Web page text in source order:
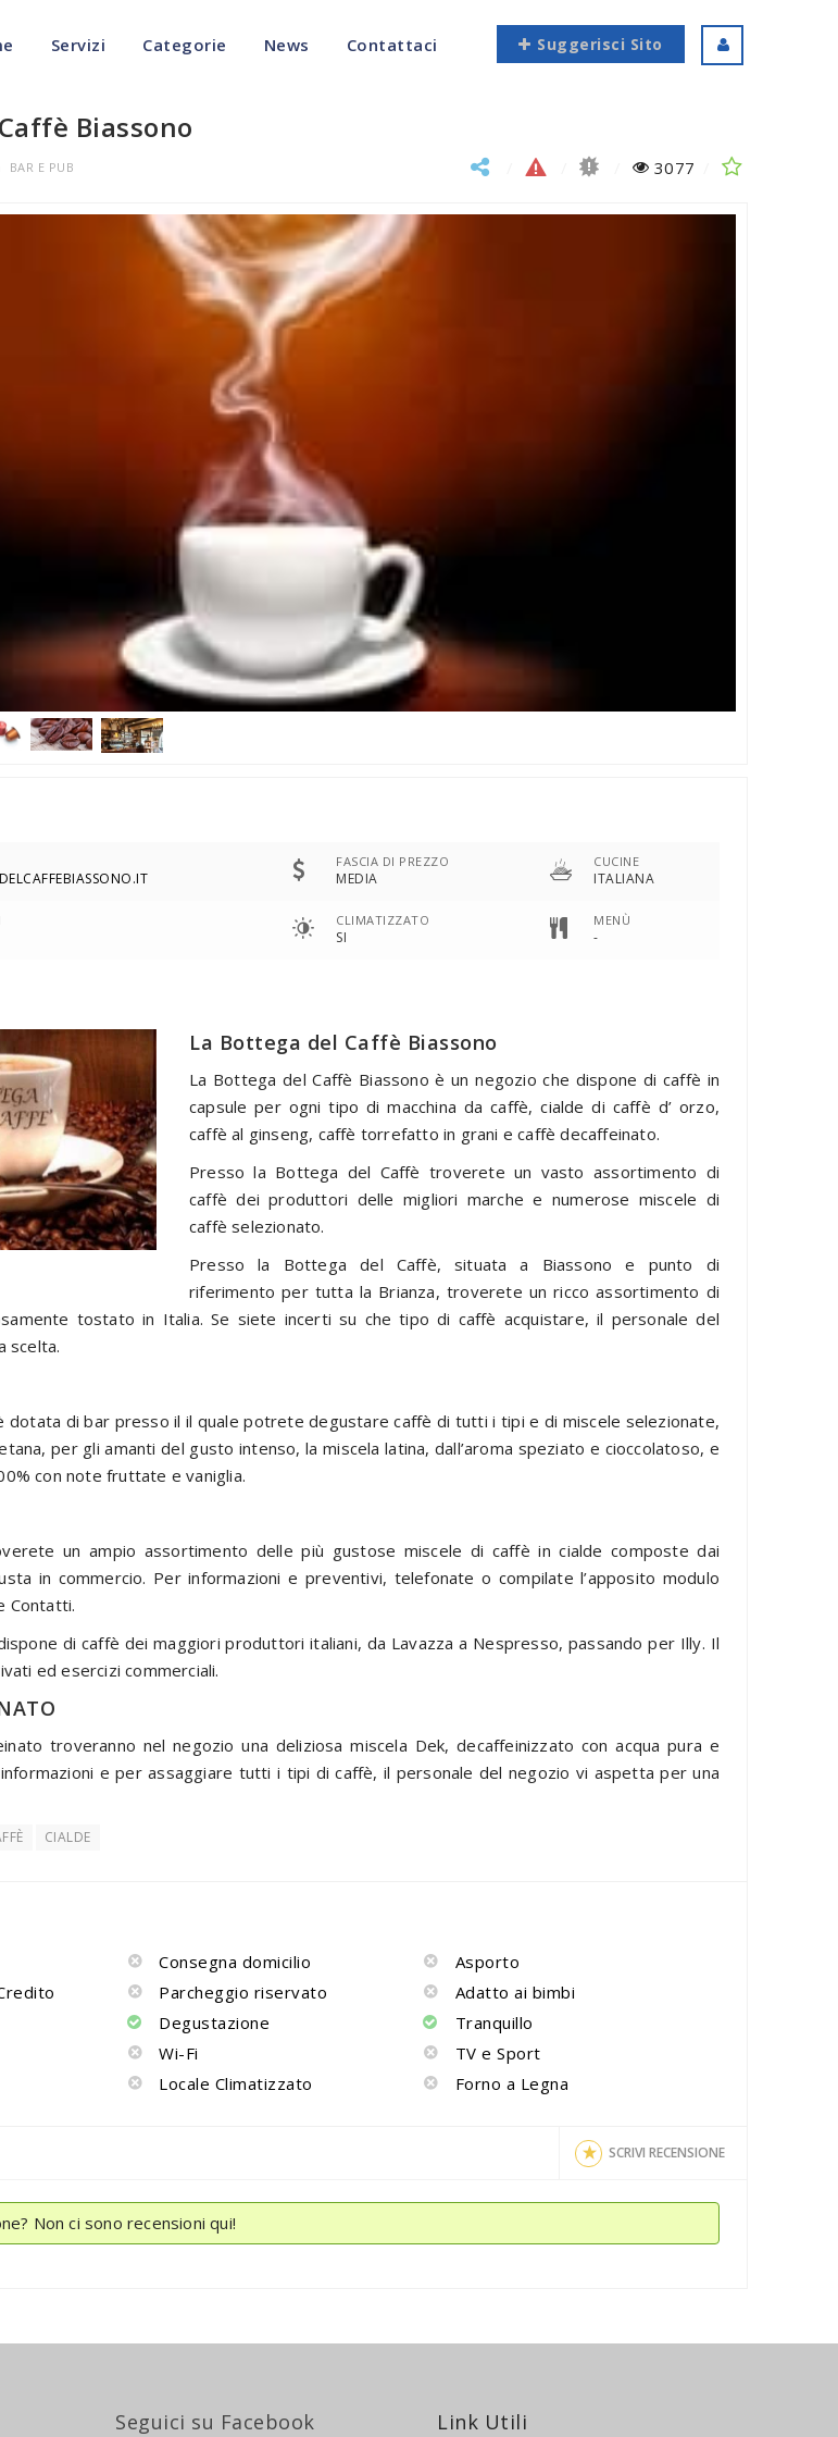
Servizi Categorie News Contattaci Suggerisci Sito
Biassono
BAR E PUB 3077
FASCIA DI PREZZO
MEDIA
CUCINE
ITALIANA
CLIMATIZZATO
SI
MENÙ
-
La Bottega del Caffè Biassono
La Bottega del Caffè Biassono è un negozio che dispone di caffè in
capsule per ogni tipo di macchina da caffè, cialde di caffè d’ orzo,
caffè al ginseng, caffè torrefatto in grani e caffè decaffeinato.
Presso la Bottega del Caffè troverete un vasto assortimento di
caffè dei produttori delle migliori marche e numerose miscele di
caffè selezionato.
Presso la Bottega del Caffè, situata a Biassono e punto di
riferimento per tutta la Brianza, troverete un ricco assortimento di
tostato in Italia. Se siete incerti su che tipo di caffè acquistare, il personale del
scelta.
dotata di bar presso il il quale potrete degustare caffè di tutti i tipi e di miscele selezionate,
per gli amanti del gusto intenso, la miscela latina, dall’aroma speziato e cioccolatoso, e
con note fruttate e vaniglia.
un ampio assortimento delle più gustose miscele di caffè in cialde composte dai
in commercio. Per informazioni e preventivi, telefonate o compilate l’apposito modulo
Contatti.
di caffè dei maggiori produttori italiani, da Lavazza a Nespresso, passando per Illy. Il
ed esercizi commerciali.
troveranno nel negozio una deliziosa miscela Dek, decaffeinizzato con acqua pura e
e per assaggiare tutti i tipi di caffè, il personale del negozio vi aspetta per una
CIALDE
Consegna domicilio
Asporto
Parcheggio riservato
Adatto ai bimbi
Degustazione
Tranquillo
Wi-Fi
TV e Sport
Locale Climatizzato Forno a Legna
SCRIVI RECENSIONE
Non ci sono recensioni qui!
Seguici su Facebook Link Utili